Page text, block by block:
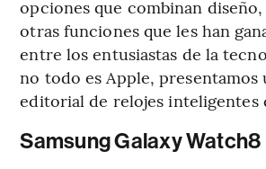
opciones que combinan
otras funciones que les han
entre los entusiastas de la
no todo es Apple, presentamos
editorial de relojes inteligentes
Samsung Galaxy Watch8